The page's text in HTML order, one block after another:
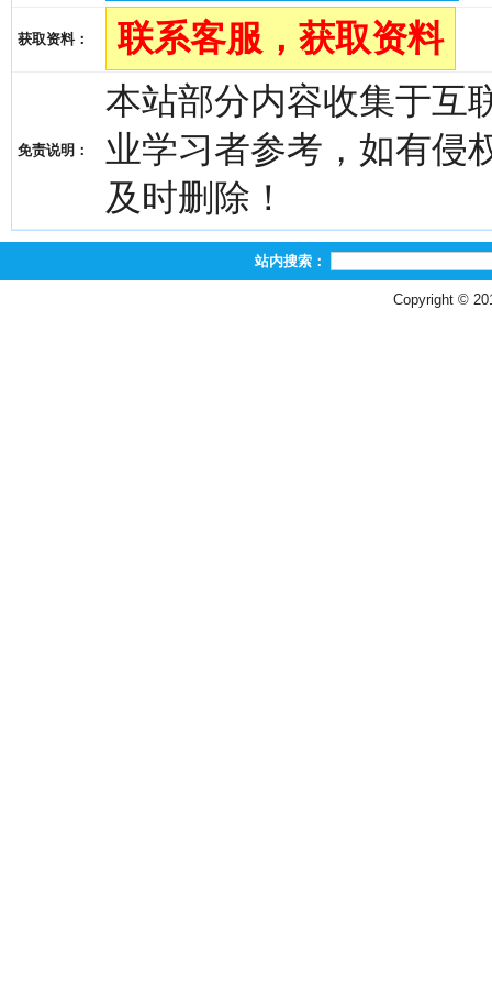
获取资料： 联系客服，获取资料
免责说明：
本站部分内容收集于互
业学习者参考，如有侵
及时删除！
站内搜索：
Copyright ©